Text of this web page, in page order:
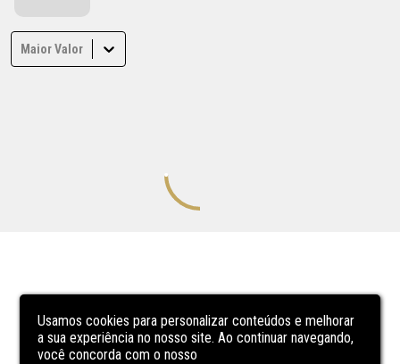
Usamos cookies para personalizar conteúdos e melhorar
a sua experiência no nosso site. Ao continuar navegando,
você concorda com o nosso
Maior Valor